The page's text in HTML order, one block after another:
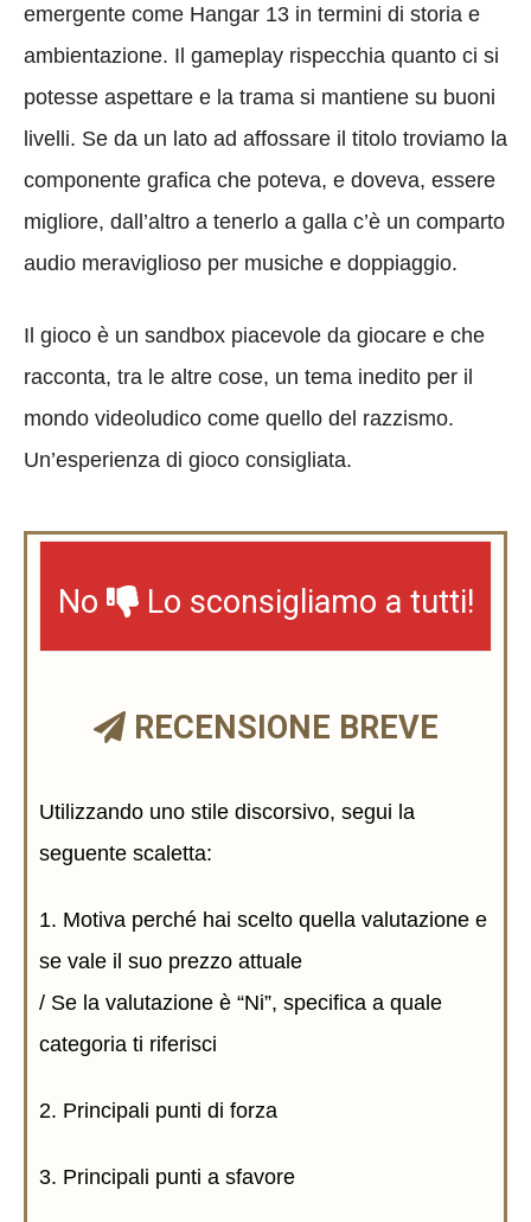
emergente come Hangar 13 in termini di storia e
ambientazione. Il gameplay rispecchia quanto ci si
potesse aspettare e la trama si mantiene su buoni
livelli. Se da un lato ad affossare il titolo troviamo la
componente grafica che poteva, e doveva, essere
migliore, dall’altro a tenerlo a galla c’è un comparto
audio meraviglioso per musiche e doppiaggio.
Il gioco è un sandbox piacevole da giocare e che
racconta, tra le altre cose, un tema inedito per il
mondo videoludico come quello del razzismo.
Un’esperienza di gioco consigliata.
No Lo sconsigliamo a tutti!
RECENSIONE BREVE
Utilizzando uno stile discorsivo, segui la
seguente scaletta:
1. Motiva perché hai scelto quella valutazione e
se vale il suo prezzo attuale
/ Se la valutazione è “Ni”, specifica a quale
categoria ti riferisci
2. Principali punti di forza
3. Principali punti a sfavore